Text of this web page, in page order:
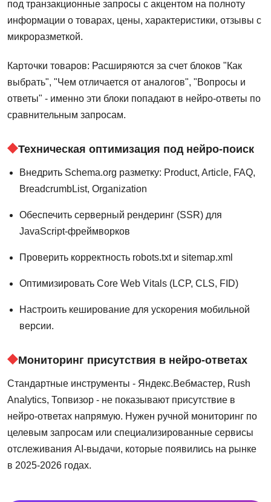
под транзакционные запросы с акцентом на полноту
информации о товарах, цены, характеристики, отзывы с
микроразметкой.
Карточки товаров: Расширяются за счет блоков "Как
выбрать", "Чем отличается от аналогов", "Вопросы и
ответы" - именно эти блоки попадают в нейро-ответы по
сравнительным запросам.
Техническая оптимизация под нейро-поиск
Внедрить Schema.org разметку: Product, Article, FAQ,
BreadcrumbList, Organization
Обеспечить серверный рендеринг (SSR) для
JavaScript-фреймворков
Проверить корректность robots.txt и sitemap.xml
Оптимизировать Core Web Vitals (LCP, CLS, FID)
Настроить кеширование для ускорения мобильной
версии.
Мониторинг присутствия в нейро-ответах
Стандартные инструменты - Яндекс.Вебмастер, Rush
Analytics, Топвизор - не показывают присутствие в
нейро-ответах напрямую. Нужен ручной мониторинг по
целевым запросам или специализированные сервисы
отслеживания AI-выдачи, которые появились на рынке
в 2025-2026 годах.